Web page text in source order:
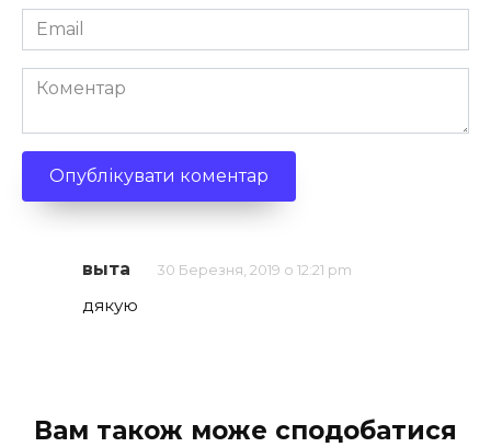
Email
*
Коментар
выта 30 Березня, 2019 о 12:21 pm
дякую
Вам також може сподобатися